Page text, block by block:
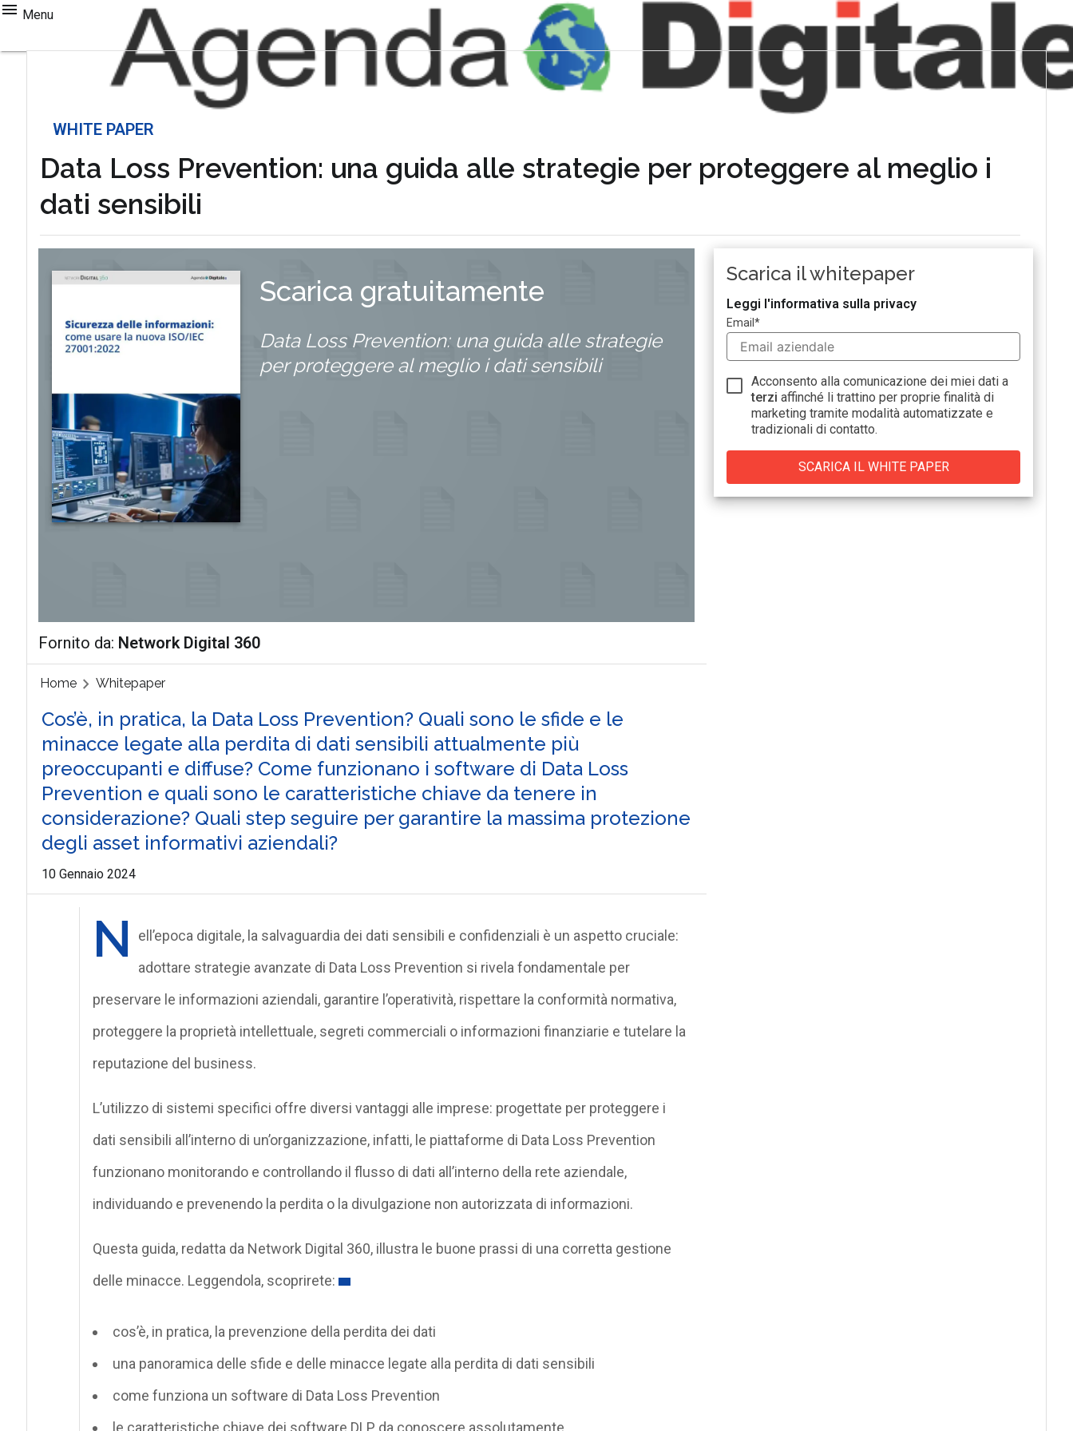
Menu
WHITE PAPER
Data Loss Prevention: una guida alle strategie per proteggere al meglio i
dati sensibili
Scarica gratuitamente
Data Loss Prevention: una guida alle strategie
per proteggere al meglio i dati sensibili
Fornito da: Network Digital 360
Home Whitepaper
Cos’è, in pratica, la Data Loss Prevention? Quali sono le sfide e le
minacce legate alla perdita di dati sensibili attualmente più
preoccupanti e diffuse? Come funzionano i software di Data Loss
Prevention e quali sono le caratteristiche chiave da tenere in
considerazione? Quali step seguire per garantire la massima protezione
degli asset informativi aziendali?
10 Gennaio 2024
N
ell’epoca digitale, la salvaguardia dei dati sensibili e confidenziali è un aspetto cruciale:
adottare strategie avanzate di Data Loss Prevention si rivela fondamentale per
preservare le informazioni aziendali, garantire l’operatività, rispettare la conformità normativa,
proteggere la proprietà intellettuale, segreti commerciali o informazioni finanziarie e tutelare la
reputazione del business.
L’utilizzo di sistemi specifici offre diversi vantaggi alle imprese: progettate per proteggere i
dati sensibili all’interno di un’organizzazione, infatti, le piattaforme di Data Loss Prevention
funzionano monitorando e controllando il flusso di dati all’interno della rete aziendale,
individuando e prevenendo la perdita o la divulgazione non autorizzata di informazioni.
Questa guida, redatta da Network Digital 360, illustra le buone prassi di una corretta gestione
delle minacce. Leggendola, scoprirete:
cos’è, in pratica, la prevenzione della perdita dei dati
una panoramica delle sfide e delle minacce legate alla perdita di dati sensibili
come funziona un software di Data Loss Prevention
le caratteristiche chiave dei software DLP da conoscere assolutamente
Scarica il whitepaper
Leggi l'informativa sulla privacy
Email *
Acconsento alla comunicazione dei miei dati a
terzi affinché li trattino per proprie finalità di
marketing tramite modalità automatizzate e
tradizionali di contatto.